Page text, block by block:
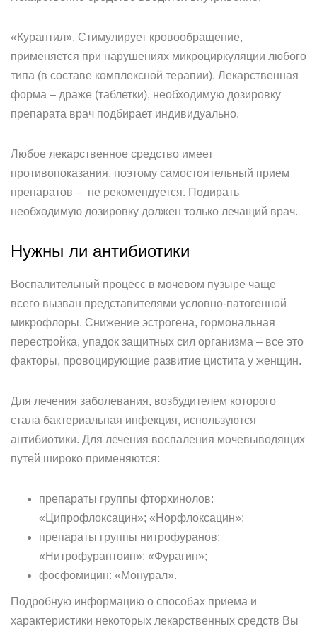
«Курантил». Стимулирует кровообращение,
применяется при нарушениях микроциркуляции любого
типа (в составе комплексной терапии). Лекарственная
форма – драже (таблетки), необходимую дозировку
препарата врач подбирает индивидуально.
Любое лекарственное средство имеет
противопоказания, поэтому самостоятельный прием
препаратов – не рекомендуется. Подирать
необходимую дозировку должен только лечащий врач.
Нужны ли антибиотики
Воспалительный процесс в мочевом пузыре чаще
всего вызван представителями условно-патогенной
микрофлоры. Снижение эстрогена, гормональная
перестройка, упадок защитных сил организма – все это
факторы, провоцирующие развитие цистита у женщин.
Для лечения заболевания, возбудителем которого
стала бактериальная инфекция, используются
антибиотики. Для лечения воспаления мочевыводящих
путей широко применяются:
препараты группы фторхинолов:
«Ципрофлоксацин»; «Норфлоксацин»;
препараты группы нитрофуранов:
«Нитрофурантоин»; «Фурагин»;
фосфомицин: «Монурал».
Подробную информацию о способах приема и
характеристики некоторых лекарственных средств Вы